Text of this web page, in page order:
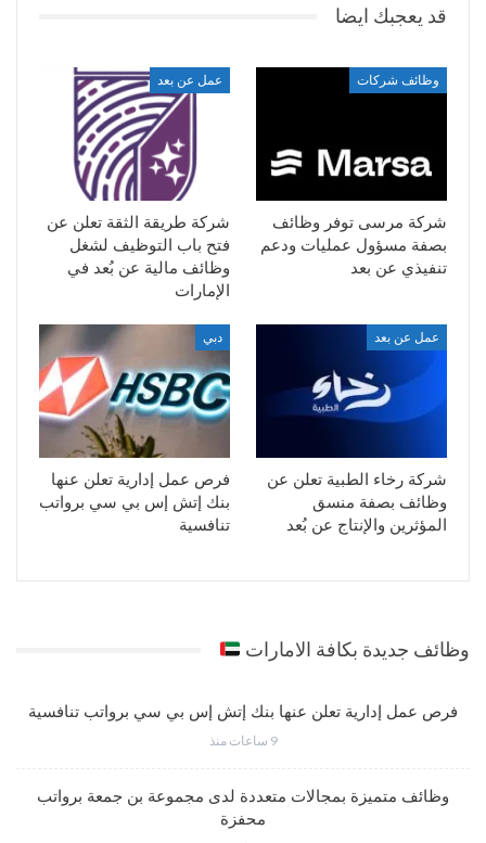
قد يعجبك ايضا
وظائف شركات
شركة مرسى توفر وظائف
بصفة مسؤول عمليات ودعم
تنفيذي عن بعد
عمل عن بعد
شركة طريقة الثقة تعلن عن
فتح باب التوظيف لشغل
وظائف مالية عن بُعد في
الإمارات
عمل عن بعد
شركة رخاء الطبية تعلن عن
وظائف بصفة منسق
المؤثرين والإنتاج عن بُعد
دبي
فرص عمل إدارية تعلن عنها
بنك إتش إس بي سي برواتب
تنافسية
وظائف جديدة بكافة الامارات
فرص عمل إدارية تعلن عنها بنك إتش إس بي سي برواتب تنافسية
9 ساعات منذ
وظائف متميزة بمجالات متعددة لدى مجموعة بن جمعة برواتب
محفزة